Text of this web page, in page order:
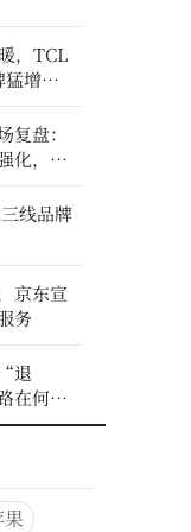
，TCL
猛增
复盘：
化，大
线品牌
京东宣
务
退
在何
果